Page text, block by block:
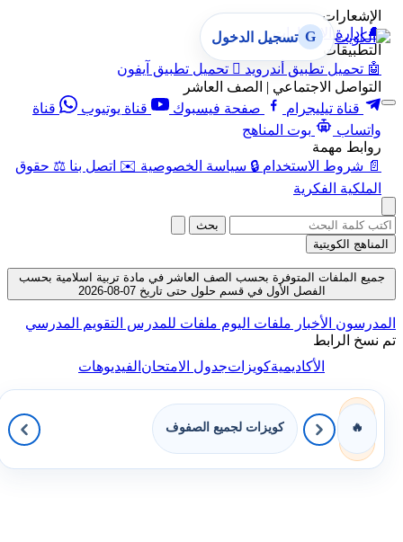
الإشعارات
🔔 إدارة الإشعارات
التطبيقات
🤖 تحميل تطبيق أندرويد  تحميل تطبيق آيفون
التواصل الاجتماعي | الصف العاشر
قناة تيليجرام
صفحة فيسبوك قناة يوتيوب
قناة
واتساب
بوت المناهج
روابط مهمة
📄 شروط الاستخدام 🔒 سياسة الخصوصية ✉️ اتصل بنا ⚖️ حقوق
الملكية الفكرية
G تسجيل الدخول
بحث
المناهج الكويتية
جميع الملفات المتوفرة بحسب الصف العاشر في مادة تربية اسلامية بحسب
الفصل الأول في قسم حلول حتى تاريخ 07-08-2026
المدرسون الأخبار ملفات اليوم ملفات للمدرس التقويم المدرسي
تم نسخ الرابط
الأكاديميةكويزاتجدول الامتحانالفيديوهات
🔥 كويزات لجميع الصفوف